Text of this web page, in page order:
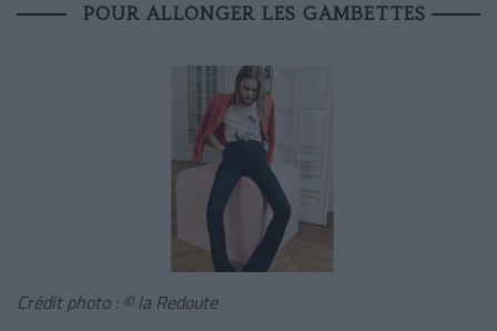
POUR ALLONGER LES GAMBETTES
Crédit photo : © la Redoute